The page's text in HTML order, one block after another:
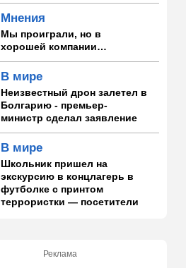
Мнения
Мы проиграли, но в
хорошей компании…
В мире
Неизвестный дрон залетел в
Болгарию - премьер-
министр сделал заявление
В мире
Школьник пришел на
экскурсию в концлагерь в
футболке с принтом
террористки — посетители
ООН обеспокоена:
Реклама